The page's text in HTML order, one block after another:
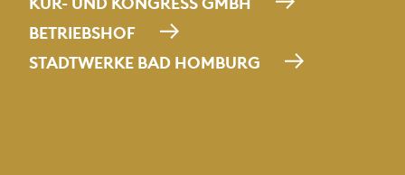
BETRIEBSHOF
STADTWERKE BAD HOMBURG